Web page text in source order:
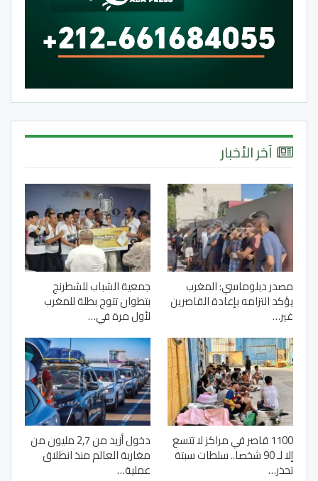
آخر الأخبار
مصدر دبلوماسي: المغرب
يؤكد التزامه بإعادة القاصرين
غير…
جمعية الشباب للشطرنج
بتطوان تتوج بطلة للمغرب
لأول مرة في…
1100 قاصر في مراكز لا تتسع
إلا لـ 90 شخصا.. سلطات سبتة
تحذر…
دخول أزيد من 2,7 مليون من
مغاربة العالم منذ انطلاق
عملية…